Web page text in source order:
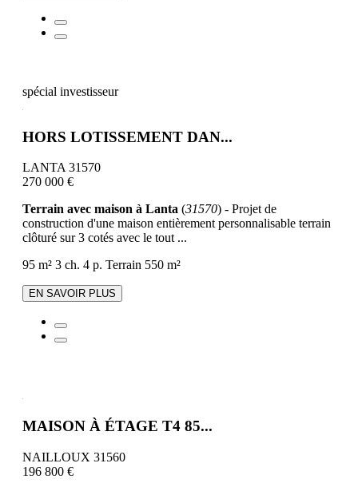
spécial investisseur
HORS LOTISSEMENT DAN...
LANTA 31570
270 000 €
Terrain avec maison à Lanta (31570) - Projet de
construction d'une maison entièrement personnalisable terrain
clôturé sur 3 cotés avec le tout ...
95 m² 3 ch. 4 p. Terrain 550 m²
EN SAVOIR PLUS
MAISON À ÉTAGE T4 85...
NAILLOUX 31560
196 800 €